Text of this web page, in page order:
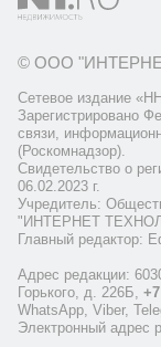
© ООО
Сетевое издание
Зарегистрировано
связи,
(Роскомнадзор).
Свидетельство о
06.02.2023 г.
Учредитель:
"ИНТЕРНЕТ
Главный редактор:
Адрес редакции:
Горького, д. 226Б,
WhatsApp, Viber,
Электронный адрес